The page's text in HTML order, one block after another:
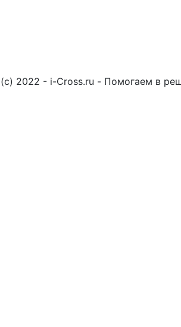
(c) 2022 - i-Cross.ru - Помогаем в